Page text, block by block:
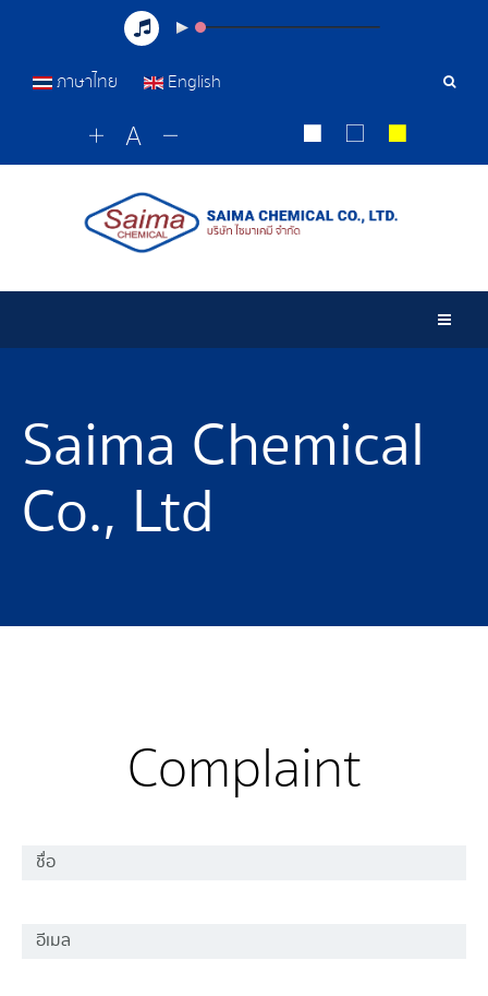
ภาษาไทย English
Saima Chemical
Co., Ltd
Complaint